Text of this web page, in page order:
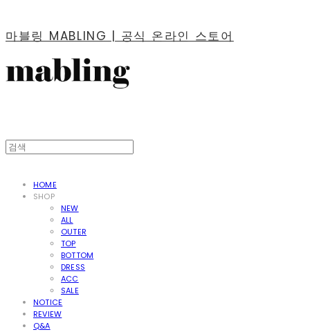
마블링 MABLING | 공식 온라인 스토어
HOME
SHOP
NEW
ALL
OUTER
TOP
BOTTOM
DRESS
ACC
SALE
NOTICE
REVIEW
Q&A